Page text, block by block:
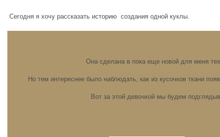
Сегодня я хочу рассказать историю создания одной куклы.
Она сделана в пока еще новой для меня
Но тем интереснее было наблюдать, как из кусочков ткани
Вот за этой девочкой мы будем